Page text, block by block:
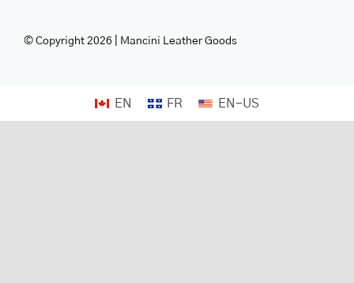
© Copyright 2026 | Mancini Leather Goods
EN FR